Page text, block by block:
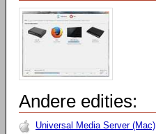
Andere edities:
Universal Media Server (Mac)